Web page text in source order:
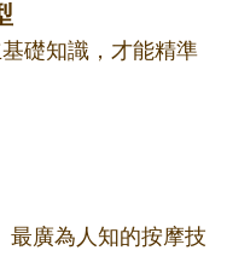
礎知識，才能精準
最廣為人知的按摩技